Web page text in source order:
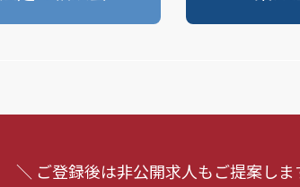
＼ ご登録後は非公開求人もご提案しま